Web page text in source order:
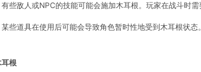
些敌人或NPC的技能可能会施加木耳根。玩家在战斗时需
些道具在使用后可能会导致角色暂时性地受到木耳根状
根